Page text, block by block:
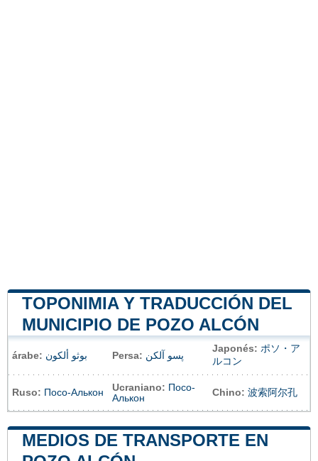
TOPONIMIA Y TRADUCCIÓN DEL
MUNICIPIO DE POZO ALCÓN
árabe: بوثو ألكون Persa: پسو آلکن
Japonés: ポソ・ア
ルコン
Ruso: Посо-Алькон Ucraniano: Посо-
Алькон
Chino: 波索阿尔孔
MEDIOS DE TRANSPORTE EN